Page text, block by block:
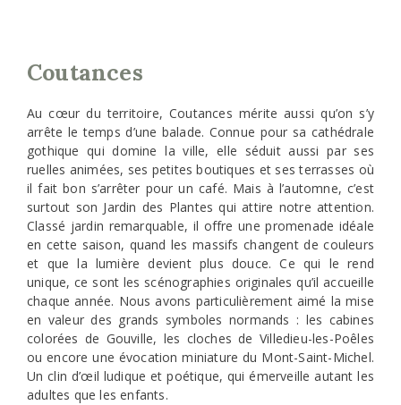
Coutances
Au cœur du territoire, Coutances mérite aussi qu’on s’y
arrête le temps d’une balade. Connue pour sa cathédrale
gothique qui domine la ville, elle séduit aussi par ses
ruelles animées, ses petites boutiques et ses terrasses où
il fait bon s’arrêter pour un café. Mais à l’automne, c’est
surtout son Jardin des Plantes qui attire notre attention.
Classé jardin remarquable, il offre une promenade idéale
en cette saison, quand les massifs changent de couleurs
et que la lumière devient plus douce. Ce qui le rend
unique, ce sont les scénographies originales qu’il accueille
chaque année. Nous avons particulièrement aimé la mise
en valeur des grands symboles normands : les cabines
colorées de Gouville, les cloches de Villedieu-les-Poêles
ou encore une évocation miniature du Mont-Saint-Michel.
Un clin d’œil ludique et poétique, qui émerveille autant les
adultes que les enfants.